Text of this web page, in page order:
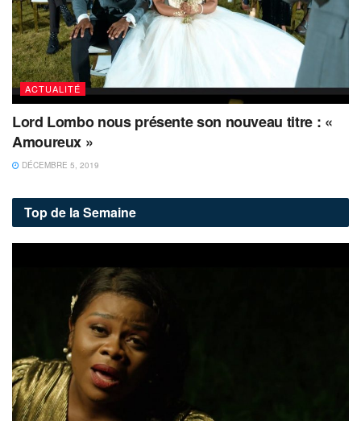
ACTUALITÉ
Lord Lombo nous présente son nouveau titre : «
Amoureux »
DÉCEMBRE 5, 2019
Top de la Semaine